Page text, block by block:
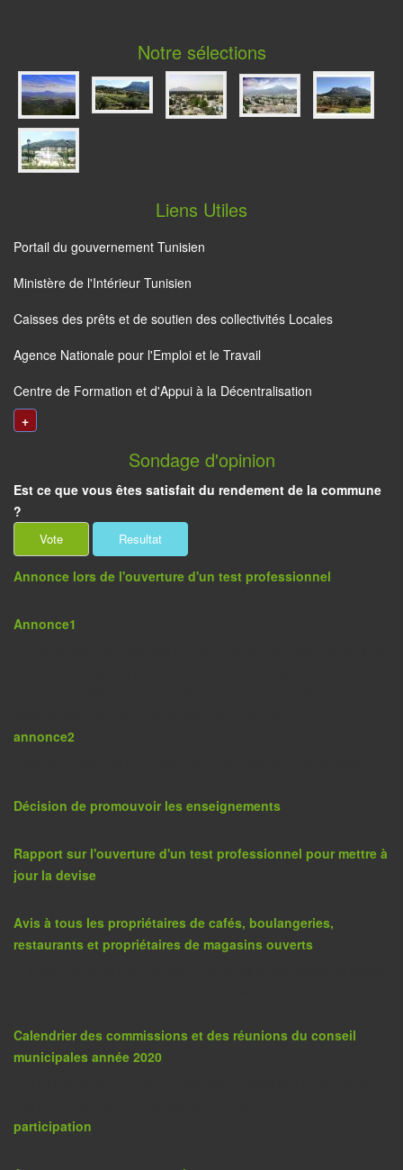
Notre sélections
Liens Utiles
Portail du gouvernement Tunisien
Ministère de l'Intérieur Tunisien
Caisses des prêts et de soutien des collectivités Locales
Agence Nationale pour l'Emploi et le Travail
Centre de Formation et d'Appui à la Décentralisation
+
Sondage d'opinion
Est ce que vous êtes satisfait du rendement de la commune
?
Annonce lors de l'ouverture d'un test professionnel
Annonce1
annonce2
Décision de promouvoir les enseignements
Rapport sur l'ouverture d'un test professionnel pour mettre à
jour la devise
Avis à tous les propriétaires de cafés, boulangeries,
restaurants et propriétaires de magasins ouverts
Calendrier des commissions et des réunions du conseil
municipales année 2020
participation